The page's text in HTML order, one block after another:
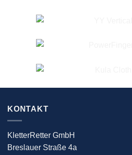
KONTAKT
KletterRetter GmbH
Breslauer Straße 4a